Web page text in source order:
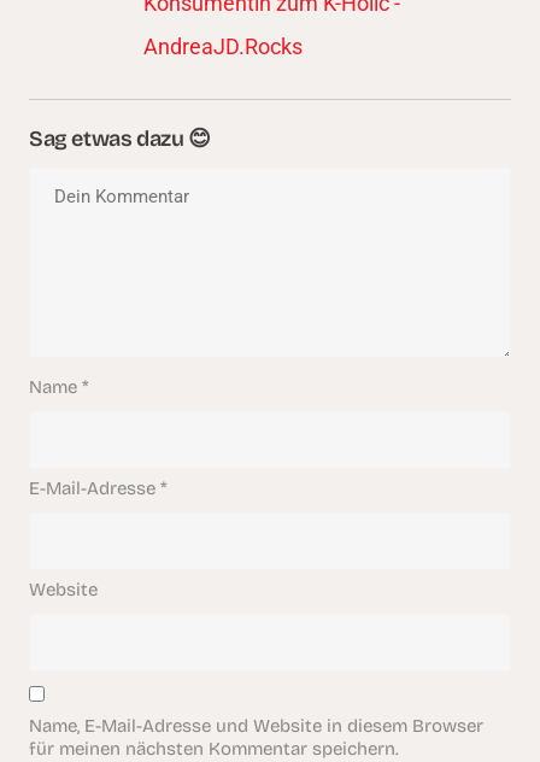
AndreaJD.Rocks
Sag etwas dazu 😊
Name *
E-Mail-Adresse *
Website
Name, E-Mail-Adresse und Website in diesem Browser
für meinen nächsten Kommentar speichern.